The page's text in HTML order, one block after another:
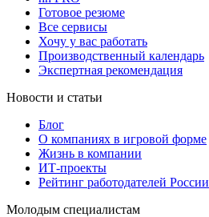
Готовое резюме
Все сервисы
Хочу у вас работать
Производственный календарь
Экспертная рекомендация
Новости и статьи
Блог
О компаниях в игровой форме
Жизнь в компании
ИТ-проекты
Рейтинг работодателей России
Молодым специалистам